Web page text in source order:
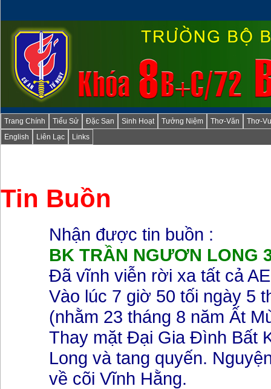
Trang Chính Tiểu Sử Đặc San Sinh Hoạt Tưởng Niệm Thơ-Văn
Thơ-
English
Liên Lạc Links
Tin Buồn
Nhận được tin buồn :
BK TRẦN NGƯƠN LONG
Đã vĩnh viễn rời xa tất cả
Vào lúc 7 giờ 50 tối ngày 5
(nhằm 23 tháng 8 năm Ất
Thay mặt Đại Gia Đình Bất
Long và tang quyến.
về cõi Vĩnh Hằng.